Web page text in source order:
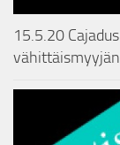
15.5.20